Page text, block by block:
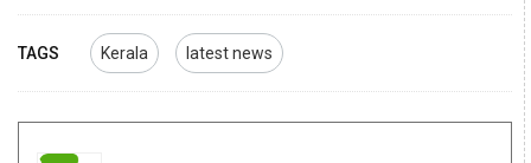
TAGS Kerala latest news